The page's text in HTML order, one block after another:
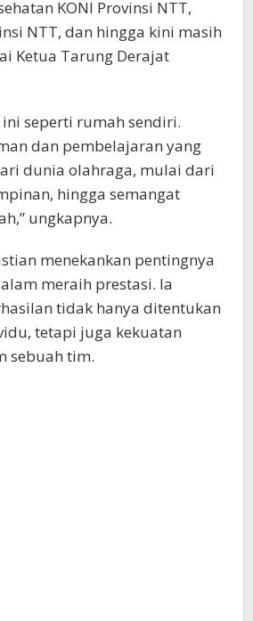
KONI Provinsi NTT,
NTT, dan hingga kini masih
Ketua Tarung Derajat
ini seperti rumah sendiri.
dan pembelajaran yang
dunia olahraga, mulai dari
hingga semangat
ungkapnya.
menekankan pentingnya
meraih prestasi. Ia
tidak hanya ditentukan
tetapi juga kekuatan
sebuah tim.